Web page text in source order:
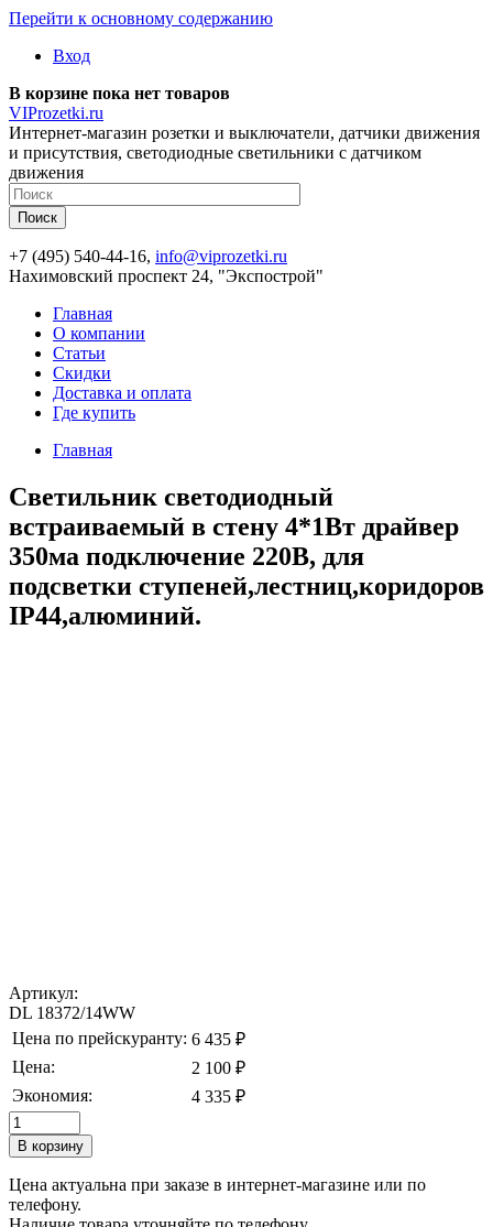
Перейти к основному содержанию
Вход
В корзине пока нет товаров
VIProzetki.ru
Интернет-магазин розетки и выключатели, датчики движения
и присутствия, светодиодные светильники с датчиком
движения
+7 (495) 540-44-16, info@viprozetki.ru
Нахимовский проспект 24, "Экспострой"
Главная
О компании
Статьи
Скидки
Доставка и оплата
Где купить
Главная
Светильник светодиодный
встраиваемый в стену 4*1Вт драйвер
350ма подключение 220В, для
подсветки ступеней,лестниц,коридоров
IP44,алюминий.
Артикул:
DL 18372/14WW
Цена по прейскуранту: 6 435 ₽
Цена:
2 100 ₽
Экономия:
4 335 ₽
Цена актуальна при заказе в интернет-магазине или по
телефону.